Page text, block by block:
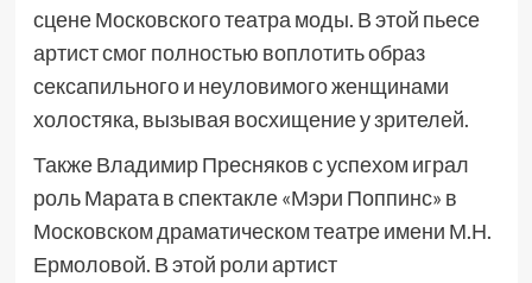
сцене Московского театра моды. В этой пьесе
артист смог полностью воплотить образ
сексапильного и неуловимого женщинами
холостяка, вызывая восхищение у зрителей.
Также Владимир Пресняков с успехом играл
роль Марата в спектакле «Мэри Поппинс» в
Московском драматическом театре имени М.Н.
Ермоловой. В этой роли артист